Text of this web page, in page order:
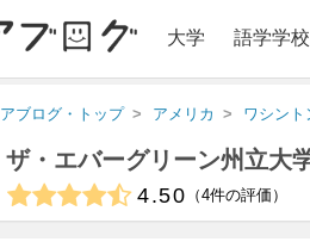
大学 語学学校
アブログ・トップ アメリカ ワシント
ザ・エバーグリーン州立大
4.50 4件の評価